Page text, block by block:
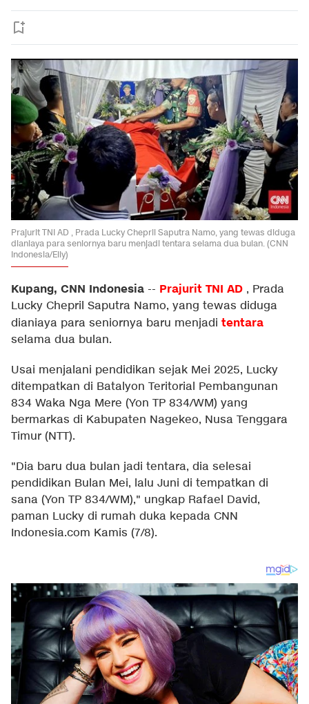
Prajurit TNI AD , Prada Lucky Chepril Saputra Namo, yang tewas diduga
dianiaya para seniornya baru menjadi tentara selama dua bulan. (CNN
Indonesia/Elly)
Kupang, CNN Indonesia -- Prajurit TNI AD , Prada
Lucky Chepril Saputra Namo, yang tewas diduga
dianiaya para seniornya baru menjadi tentara
selama dua bulan.
Usai menjalani pendidikan sejak Mei 2025, Lucky
ditempatkan di Batalyon Teritorial Pembangunan
834 Waka Nga Mere (Yon TP 834/WM) yang
bermarkas di Kabupaten Nagekeo, Nusa Tenggara
Timur (NTT).
"Dia baru dua bulan jadi tentara, dia selesai
pendidikan Bulan Mei, lalu Juni di tempatkan di
sana (Yon TP 834/WM)," ungkap Rafael David,
paman Lucky di rumah duka kepada CNN
Indonesia.com Kamis (7/8).